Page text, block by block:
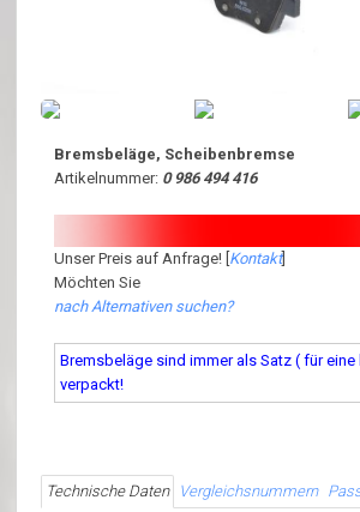
Bremsbeläge, Scheibenbremse
Artikelnummer: 0 986 494 416
Unser Preis auf Anfrage! [Kontakt]
Möchten Sie
nach Alternativen suchen?
Bremsbeläge sind immer als Satz ( für
verpackt!
Technische Daten Vergleichsnummern